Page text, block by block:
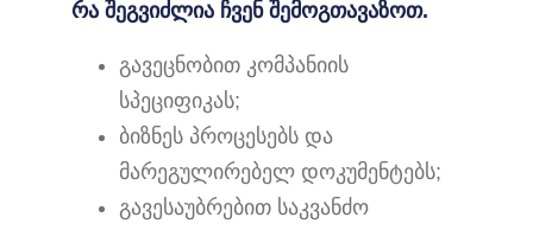
რა შეგვიძლია ჩვენ შემოგთავაზოთ.
გავეცნობით კომპანიის
სპეციფიკას;
ბიზნეს პროცესებს და
მარეგულირებელ დოკუმენტებს;
გავესაუბრებით საკვანძო